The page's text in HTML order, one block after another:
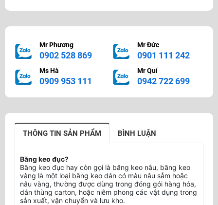
Mr Phương
0902 528 869
Ms Hà
0909 953 111
Mr Đức
0901 111 242
Mr Quí
0942 722 699
THÔNG TIN SẢN PHẨM BÌNH LUẬN
Băng keo đục?
Băng keo đục hay còn gọi là băng keo nâu, băng keo
vàng là một loại băng keo dán có màu nâu sẫm hoặc
nâu vàng, thường được dùng trong đóng gói hàng hóa,
dán thùng carton, hoặc niêm phong các vật dụng trong
sản xuất, vận chuyển và lưu kho.